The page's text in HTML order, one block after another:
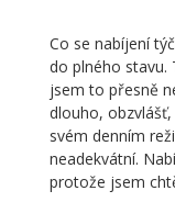
Co se nabíjení
do plného stavu.
jsem to přesně
dlouho,
svém denním
neadekvátní.
protože jsem